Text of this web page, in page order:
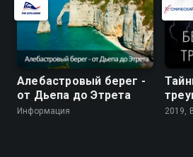
Алебастровый берег -
от Дьепа до Этрета
Информация 2019,